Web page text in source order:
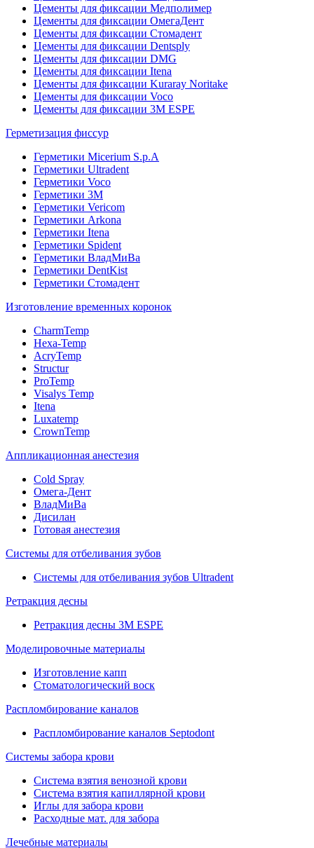
Цементы для фиксации Медполимер
Цементы для фиксации ОмегаДент
Цементы для фиксации Стомадент
Цементы для фиксации Dentsply
Цементы для фиксации DMG
Цементы для фиксации Itena
Цементы для фиксации Kuraray Noritake
Цементы для фиксации Voco
Цементы для фиксации 3M ESPE
Герметизация фиссур
Герметики Micerium S.p.A
Герметики Ultradent
Герметики Voco
Герметики 3M
Герметики Vericom
Герметики Arkona
Герметики Itena
Герметики Spident
Герметики ВладМиВа
Герметики DentKist
Герметики Стомадент
Изготовление временных коронок
CharmTemp
Hexa-Temp
AcryTemp
Structur
ProTemp
Visalys Temp
Itena
Luxatemp
CrownTemp
Аппликационная анестезия
Cold Spray
Омега-Дент
ВладМиВа
Дисилан
Готовая анестезия
Системы для отбеливания зубов
Системы для отбеливания зубов Ultradent
Ретракция десны
Ретракция десны 3M ESPE
Моделировочные материалы
Изготовление капп
Стоматологический воск
Распломбирование каналов
Распломбирование каналов Septodont
Системы забора крови
Система взятия венозной крови
Система взятия капиллярной крови
Иглы для забора крови
Расходные мат. для забора
Лечебные материалы